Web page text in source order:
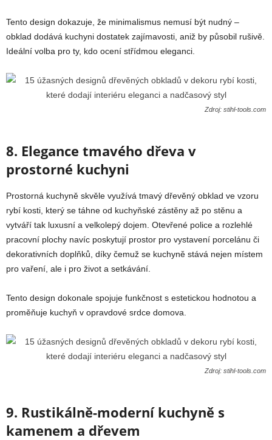
Tento design dokazuje, že minimalismus nemusí být nudný –
obklad dodává kuchyni dostatek zajímavosti, aniž by působil rušivě.
Ideální volba pro ty, kdo ocení střídmou eleganci.
Zdroj: stihl-tools.com
8. Elegance tmavého dřeva v
prostorné kuchyni
Prostorná kuchyně skvěle využívá tmavý dřevěný obklad ve vzoru
rybí kosti, který se táhne od kuchyňské zástěny až po stěnu a
vytváří tak luxusní a velkolepý dojem. Otevřené police a rozlehlé
pracovní plochy navíc poskytují prostor pro vystavení porcelánu či
dekorativních doplňků, díky čemuž se kuchyně stává nejen místem
pro vaření, ale i pro život a setkávání.
Tento design dokonale spojuje funkčnost s estetickou hodnotou a
proměňuje kuchyň v opravdové srdce domova.
Zdroj: stihl-tools.com
9. Rustikálně-moderní kuchyně s
kamenem a dřevem